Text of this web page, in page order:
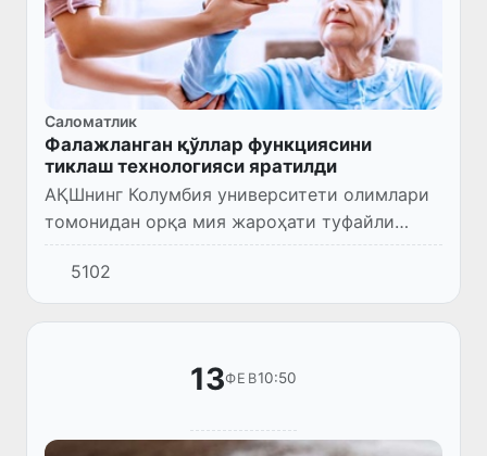
Саломатлик
Фалажланган қўллар функциясини
тиклаш технологияси яратилди
АҚШнинг Колумбия университети олимлари
томонидан орқа мия жароҳати туфайли
фалажланган қўл панжалари функциясини
қайта тиклаш технологияси яратилди. Ушбу
янгилик мия ва орқа мия ст...
5102
13ФЕВ10:50